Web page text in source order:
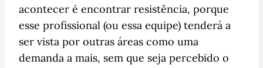
acontecer é encontrar resistência, porque
esse profissional (ou essa equipe) tenderá a
ser vista por outras áreas como uma
demanda a mais, sem que seja percebido o